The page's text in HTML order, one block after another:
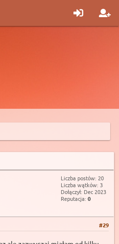
Liczba postów: 20
Liczba wątków: 3
Dołączył: Dec 2023
Reputacja: 0
#29